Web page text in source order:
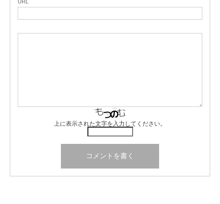
URL
上に表示された文字を入力してください。